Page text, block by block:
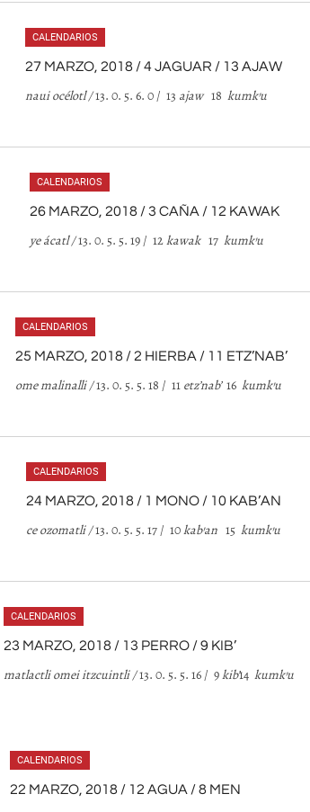
CALENDARIOS
27 MARZO, 2018 / 4 JAGUAR / 13 AJAW
naui océlotl /13. 0. 5. 6. 0 / 13 ajaw18 kumk’u
CALENDARIOS
26 MARZO, 2018 / 3 CAÑA / 12 KAWAK
ye ácatl /13. 0. 5. 5. 19 / 12kawak17 kumk’u
CALENDARIOS
25 MARZO, 2018 / 2 HIERBA / 11 ETZ’NAB’
ome malinalli /13. 0. 5. 5. 18 / 11 etz’nab’16 kumk’u
CALENDARIOS
24 MARZO, 2018 / 1 MONO / 10 KAB’AN
ce ozomatli /13. 0. 5. 5. 17 / 10kab’an 15 kumk’u
CALENDARIOS
23 MARZO, 2018 / 13 PERRO / 9 KIB’
matlactli omei itzcuintli /13. 0. 5. 5. 16 / 9kib’14 kumk’u
CALENDARIOS
22 MARZO, 2018 / 12 AGUA / 8 MEN